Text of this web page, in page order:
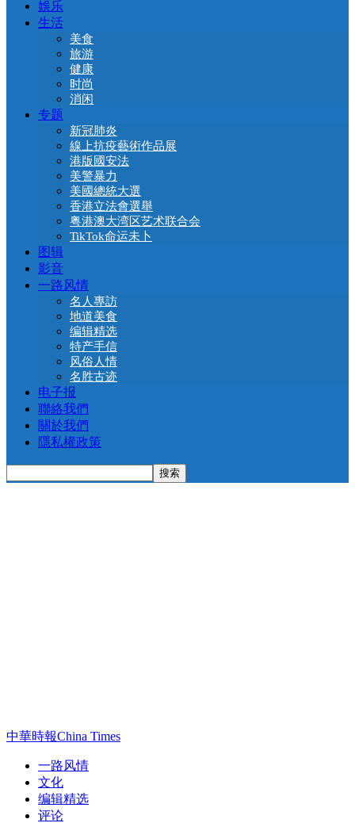
娛乐
生活
美食
旅游
健康
时尚
消闲
专题
新冠肺炎
線上抗疫藝術作品展
港版國安法
美警暴力
美國總統大選
香港立法會選舉
粤港澳大湾区艺术联合会
TikTok命运未卜
图辑
影音
一路风情
名人專訪
地道美食
编辑精选
特产手信
风俗人情
名胜古迹
电子报
聯絡我們
關於我們
隱私權政策
中華時報China Times
一路风情
文化
编辑精选
评论